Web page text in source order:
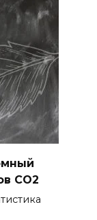
CO2